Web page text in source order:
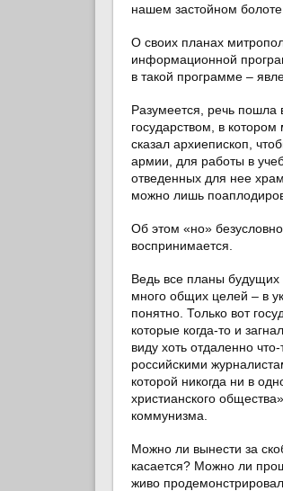
нашем застойном болоте.
О своих планах
информационной
в такой программе –
Разумеется, речь пошла
государством, в
сказал архиепископ,
армии, для работы в
отведенных для нее
можно лишь
Об этом «но»
воспринимается.
Ведь все планы будущих
много общих целей – в
понятно. Только вот
которые когда-то и
виду хоть отдаленно
российскими
которой никогда ни в
христианского
коммунизма.
Можно ли вынести за
касается? Можно ли
живо